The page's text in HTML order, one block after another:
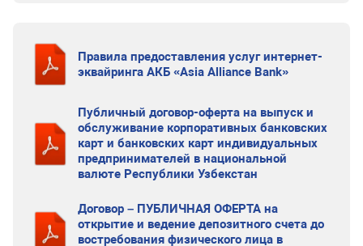
Правила предоставления услуг интернет-
эквайринга АКБ «Asia Alliance Bank»
Публичный договор-оферта на выпуск и
обслуживание корпоративных банковских
карт и банковских карт индивидуальных
предпринимателей в национальной
валюте Республики Узбекстан
Договор – ПУБЛИЧНАЯ ОФЕРТА на
открытие и ведение депозитного счета до
востребования физического лица в